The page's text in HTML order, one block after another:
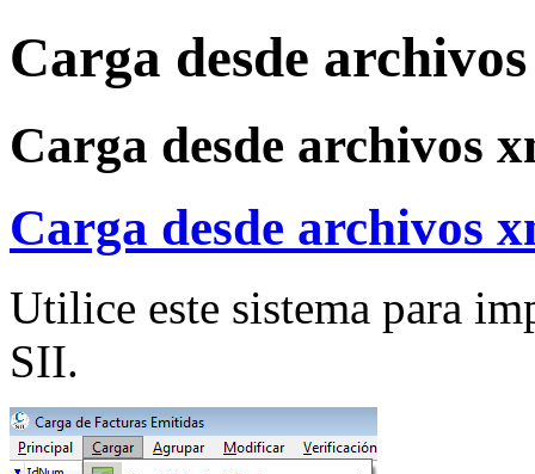
Carga desde
Carga desde archivos
Carga desde archivos
Utilice este sistema para
SII.